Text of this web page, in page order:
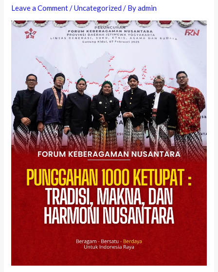
Leave a Comment/Uncategorized / Byadmin